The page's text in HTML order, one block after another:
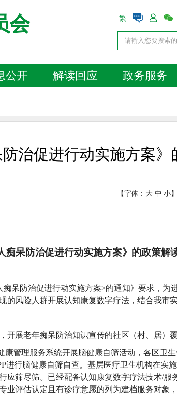
会 繁
公开 解读回应 政务服务
治促进行动实施方案》
【字体： 大 中 小】
痴呆防治促进行动实施方案》的政策解
呆防治促进行动实施方案>的通知》要求，为
风险人群开展认知康复数字疗法，结合我市
展老年痴呆防治知识宣传的社区（村、居）覆
康管理服务系统开展脑健康自筛活动，各区卫
行脑健康自筛自查。基层医疗卫生机构在实
应筛尽筛。已经配备认知康复数字疗法技术/服
业评估认定且有诊疗意愿的列为建档服务对象